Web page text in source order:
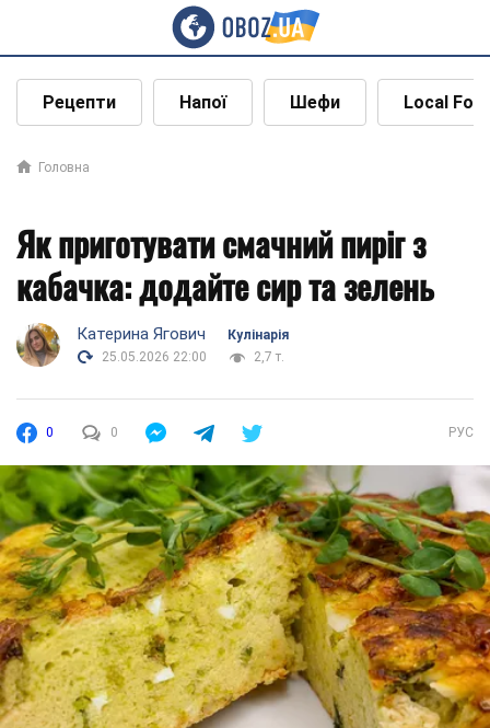
Рецепти Напої Шефи Local
Головна
Як приготувати смачний пиріг з
кабачка: додайте сир та зелень
Катерина Ягович
Кулінарія
25.05.2026 22:00
2,7 т.
0 0 РУС